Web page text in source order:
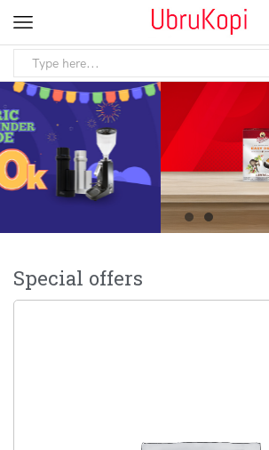
Special offers